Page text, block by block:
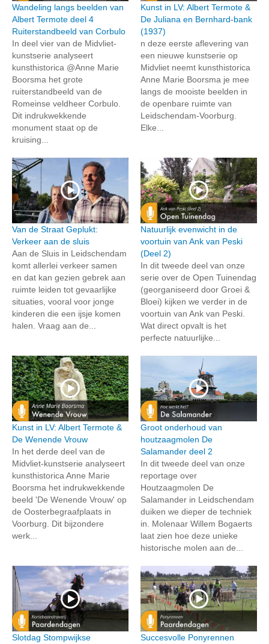
Wandeling langs beelden van
Albert Termote deel 4
Ruiterstandbeeld van Corbulo
In deel vier van de Midvliet-
kunstserie analyseert
kunsthistorica @Anne Marie
Boorsma het grote
ruiterstandbeeld van de
Romeinse veldheer Corbulo.
Dit indrukwekkende
monument staat op de
kruising...
Kunst in LV: Albert Termote &
De Juliana en Bernhard-bank
(1937)
n deze eerste aflevering van
een nieuwe kunstserie op
Midvliet neemt kunsthistorica
Anne Marie Boorsma je mee
langs de mooiste beelden in
de openbare ruimte van
Leidschendam-Voorburg.
Elke...
Van de Straat Geplukt:
Verkeer aan de sluis
Aan de Sluis in Leidschendam
komt allerlei verkeer samen
en dat kan gezien gebrek aan
ruimte leiden tot gevaarlijke
situaties, vooral voor jonge
kinderen die een ijsje komen
halen. Vraag aan de...
Natuurlijk evenwicht in de
voortuin van Ank van Peski
(Deel 2)
In dit tweede deel van onze
serie over de Open Tuinendag
(georganiseerd door Groei &
Bloei) kijken we verder in de
voortuin van Ank van Peski.
Wat direct opvalt is het
perfecte natuurlijke...
Kunst in LV: Albert Termote &
De Wenende Vrouw
In het derde deel van de
Midvliet-kunstserie analyseert
kunsthistorica Anne Marie
Boorsma het indrukwekkende
beeld 'De Wenende Vrouw' op
de Oosterbegraafplaats in
Voorburg. Dit bijzondere
werk...
Groot onderhoud van
houtzaagmolen De
Salamander deel 2
In dit tweede deel van onze
reportage over
Houtzaagmolen De
Salamander in Leidschendam
duiken we dieper de techniek
in. Molenaar Willem Bogaerts
laat zien hoe deze unieke
historische molen aan de...
Slotdag Stompwijkse
Succesvolle Ponyrennen